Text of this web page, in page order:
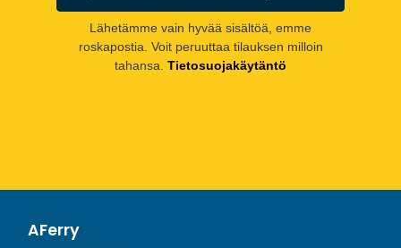
Lähetämme vain hyvää sisältöä, emme
roskapostia. Voit peruuttaa tilauksen milloin
tahansa. Tietosuojakäytäntö
AFerry